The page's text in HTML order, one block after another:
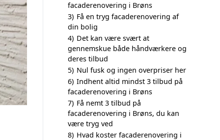
facaderenovering i Brøns
3) Få en tryg facaderenovering af
din bolig
4) Det kan være svært at
gennemskue både håndværkere og
deres tilbud
5) Nul fusk og ingen overpriser her
6) Indhent altid mindst 3 tilbud på
facaderenovering i Brøns
7) Få nemt 3 tilbud på
facaderenovering i Brøns, du kan
være tryg ved
8) Hvad koster facaderenovering i